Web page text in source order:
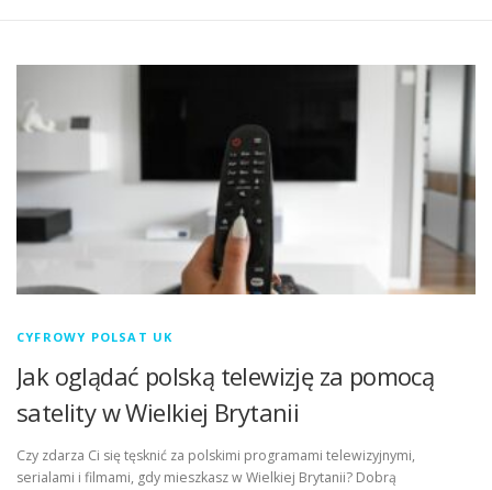
CYFROWY POLSAT UK
Jak oglądać polską telewizję za pomocą
satelity w Wielkiej Brytanii
Czy zdarza Ci się tęsknić za polskimi programami telewizyjnymi,
serialami i filmami, gdy mieszkasz w Wielkiej Brytanii? Dobrą